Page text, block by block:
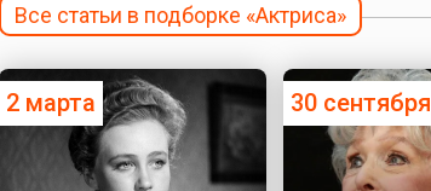
Все статьи в подборке «Актриса»
2 марта 30 сентября